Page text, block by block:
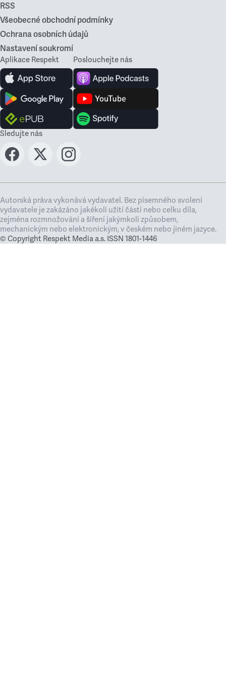
RSS
Všeobecné obchodní podmínky
Ochrana osobních údajů
Nastavení soukromí
Aplikace Respekt Poslouchejte nás
Sledujte nás
Autorská práva vykonává vydavatel. Bez písemného svolení
vydavatele je zakázáno jakékoli užití částí nebo celku díla,
zejména rozmnožování a šíření jakýmkoli způsobem,
mechanickým nebo elektronickým, v českém nebo jiném jazyce.
© Copyright Respekt Media a.s. ISSN 1801-1446